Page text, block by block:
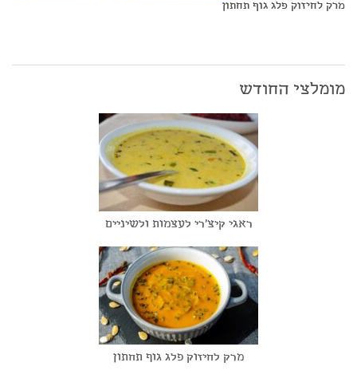
מרק לחיזוק פלג גוף תחתון
מומלצי החודש
ראגי קיצ'רי לעצמות ולשיניים
מרק לחיזוק פלג גוף תחתון